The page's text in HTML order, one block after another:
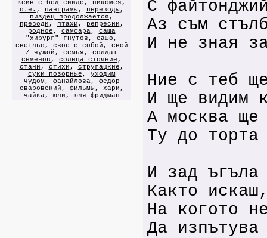
кейв с бед сийдс , никомея ,
о.е. , панграмы , переводы ,
пиздец продолжается ,
преводи , птахи , репресии ,
родное , самсара, саша
"хирург" гнутов , сашо ,
светльо , свое с собой , свой
/ чужой , семья , солдат
семенов , солнца стояние ,
стани , стихи , стругацкие ,
суки позорные , уходим
чудом , фанайлова, федор
сваровский , фильмы , хари ,
чайка, юли , юля фридман
С
Аз съм
И не зная
Ние с теб
И ще видим
А москва ще
Ту до
И зад
Както
На когото
Да